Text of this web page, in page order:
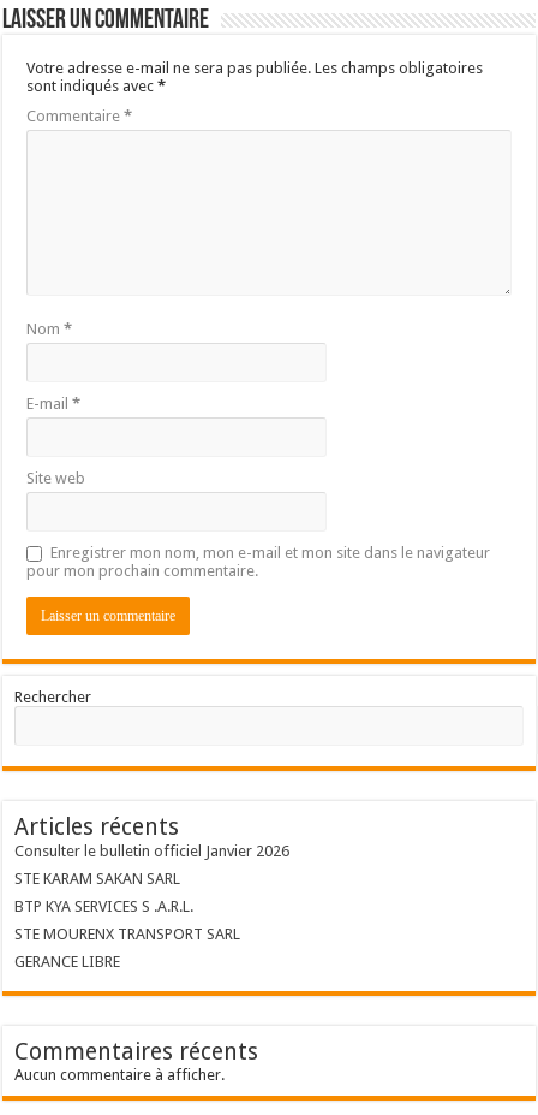
Laisser un commentaire
Votre adresse e-mail ne sera pas publiée. Les champs obligatoires
sont indiqués avec*
Commentaire*
Nom*
E-mail*
Site web
Enregistrer mon nom, mon e-mail et mon site dans le navigateur
pour mon prochain commentaire.
Rechercher
Articles récents
Consulter le bulletin officiel Janvier 2026
STE KARAM SAKAN SARL
BTP KYA SERVICES S .A.R.L.
STE MOURENX TRANSPORT SARL
GERANCE LIBRE
Commentaires récents
Aucun commentaire à afficher.